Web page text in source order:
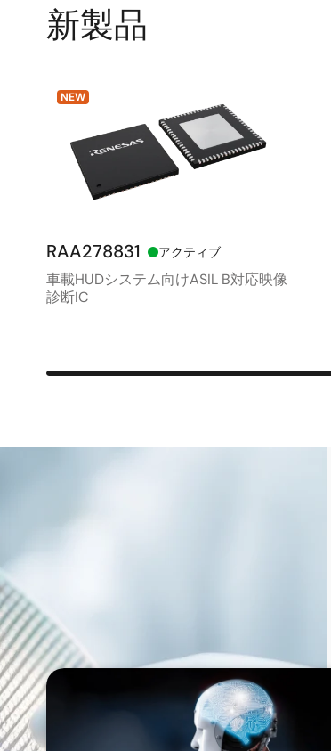
新製品
NEW
RAA278831 アクティブ
車載HUDシステム向けASIL B対応映像
診断IC